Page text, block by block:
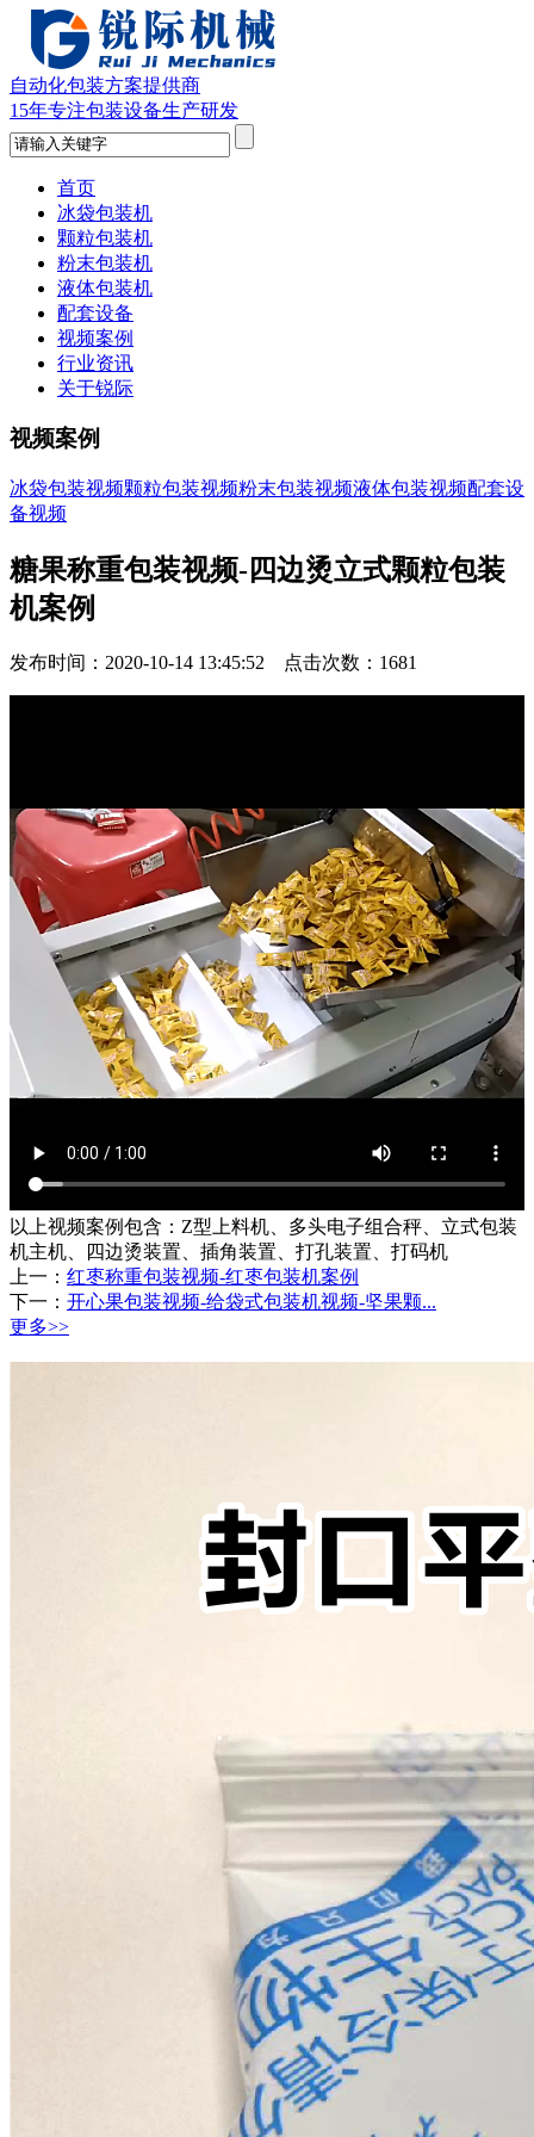
自动化包装方案提供商
15年专注包装设备生产研发
首页
冰袋包装机
颗粒包装机
粉末包装机
液体包装机
配套设备
视频案例
行业资讯
关于锐际
视频案例
冰袋包装视频颗粒包装视频粉末包装视频液体包装视频配套设
备视频
糖果称重包装视频-四边烫立式颗粒包装
机案例
发布时间：2020-10-14 13:45:52 点击次数： 1681
以上视频案例包含：Z型上料机、多头电子组合秤、立式包装
机主机、四边烫装置、插角装置、打孔装置、打码机
上一： 红枣称重包装视频-红枣包装机案例
下一： 开心果包装视频-给袋式包装机视频-坚果颗...
更多>>